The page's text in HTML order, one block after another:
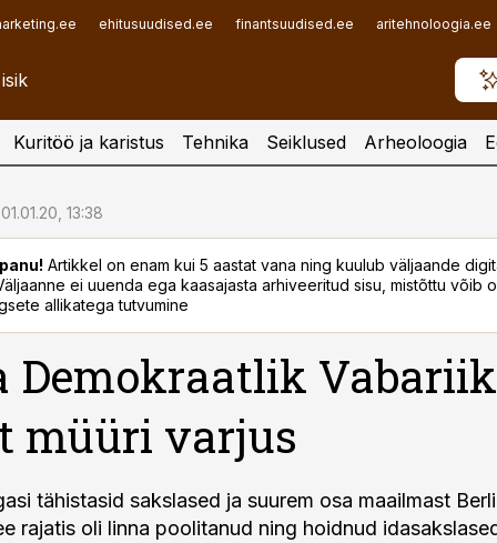
ehitusuudised.ee finantsuudised.ee aritehnoloogia.ee
Kuritöö ja karistus Tehnika Seiklused Arheoloogia
01.01.20, 13:38
Artikkel on enam kui 5 aastat vana ning kuulub väljaande
ei uuenda ega kaasajasta arhiveeritud sisu, mistõttu võib
allikatega tutvumine
Demokraatlik
müüri varjus
tähistasid sakslased ja suurem osa maailmast
rajatis oli linna poolitanud ning hoidnud